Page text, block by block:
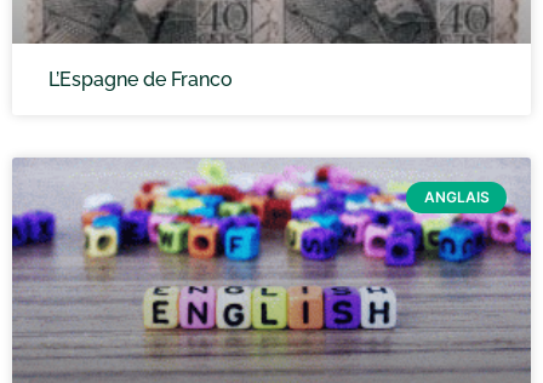
L’Espagne de Franco
ANGLAIS